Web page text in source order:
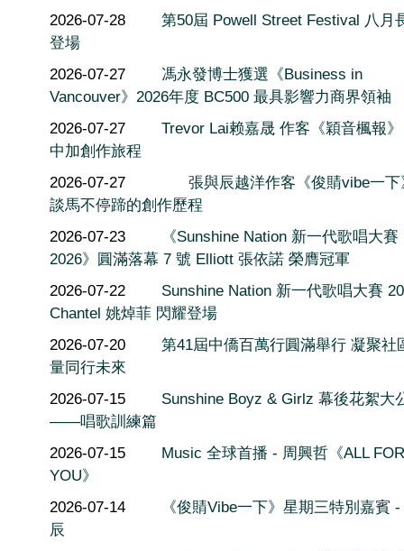
2026-07-28
第50屆 Powell Street Festival 八月
登場
2026-07-27
馮永發博士獲選《Business in
Vancouver》2026年度 BC500 最具影響力商界領袖
2026-07-27
Trevor Lai赖嘉晟 作客《穎音楓報
中加創作旅程
2026-07-27
張與辰越洋作客《俊䝼vibe一下
談馬不停蹄的創作歷程
2026-07-23
《Sunshine Nation 新一代歌唱大賽
2026》圓滿落幕 7 號 Elliott 張依諾 榮膺冠軍
2026-07-22
Sunshine Nation 新一代歌唱大賽
Chantel 姚焯菲 閃耀登場
2026-07-20
第41屆中僑百萬行圓滿舉行 凝聚社
量同行未來
2026-07-15
Sunshine Boyz & Girlz 幕後花絮大
——唱歌訓練篇
2026-07-15
Music 全球首播 - 周興哲《ALL FOR
YOU》
2026-07-14
《俊䝼Vibe一下》星期三特別嘉賓
辰